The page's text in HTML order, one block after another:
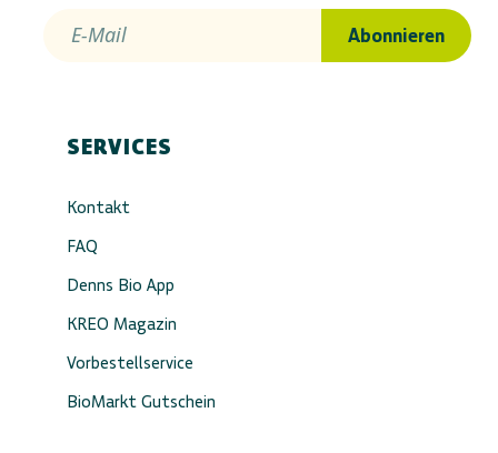
E-Mail Abonnieren
SERVICES
Kontakt
FAQ
Denns Bio App
KREO Magazin
Vorbestellservice
BioMarkt Gutschein